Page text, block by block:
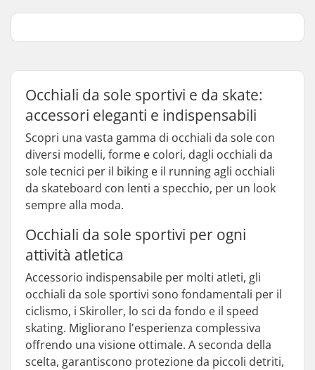
Occhiali da sole sportivi e da skate:
accessori eleganti e indispensabili
Scopri una vasta gamma di occhiali da sole con
diversi modelli, forme e colori, dagli occhiali da
sole tecnici per il biking e il running agli occhiali
da skateboard con lenti a specchio, per un look
sempre alla moda.
Occhiali da sole sportivi per ogni
attività atletica
Accessorio indispensabile per molti atleti, gli
occhiali da sole sportivi sono fondamentali per il
ciclismo, i Skiroller, lo sci da fondo e il speed
skating. Migliorano l'esperienza complessiva
offrendo una visione ottimale. A seconda della
scelta, garantiscono protezione da piccoli detriti,